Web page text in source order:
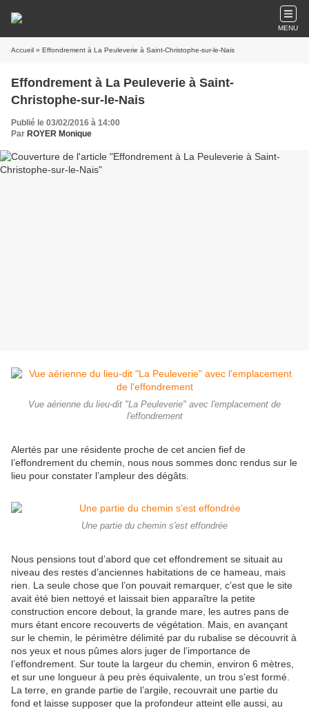
MENU
Accueil » Effondrement à La Peuleverie à Saint-Christophe-sur-le-Nais
Effondrement à La Peuleverie à Saint-
Christophe-sur-le-Nais
Publié le 03/02/2016 à 14:00
Par ROYER Monique
Vue aérienne du lieu-dit "La Peuleverie" avec l'emplacement de
l'effondrement
Alertés par une résidente proche de cet ancien fief de
l’effondrement du chemin, nous nous sommes donc rendus sur le
lieu pour constater l’ampleur des dégâts.
Une partie du chemin s'est effondrée
Nous pensions tout d’abord que cet effondrement se situait au
niveau des restes d’anciennes habitations de ce hameau, mais
rien. La seule chose que l’on pouvait remarquer, c’est que le site
avait été bien nettoyé et laissait bien apparaître la petite
construction encore debout, la grande mare, les autres pans de
murs étant encore recouverts de végétation. Mais, en avançant
sur le chemin, le périmètre délimité par du rubalise se découvrit à
nos yeux et nous pûmes alors juger de l’importance de
l’effondrement. Sur toute la largeur du chemin, environ 6 mètres,
et sur une longueur à peu près équivalente, un trou s’est formé.
La terre, en grande partie de l’argile, recouvrait une partie du
fond et laisse supposer que la profondeur atteint elle aussi, au